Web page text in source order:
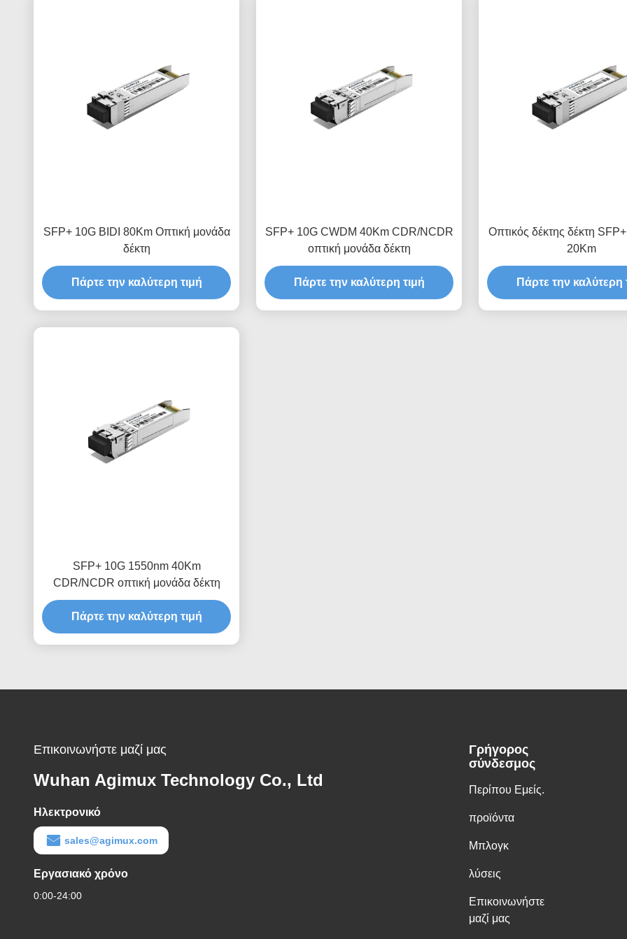
SFP+ 10G BIDI 80Km Οπτική μονάδα
δέκτη
Πάρτε την καλύτερη τιμή
SFP+ 10G CWDM 40Km CDR/NCDR
οπτική μονάδα δέκτη
Πάρτε την καλύτερη τιμή
Οπτικός δέκτης δέκτη
20Km
Πάρτε την καλύτερη
SFP+ 10G 1550nm 40Km
CDR/NCDR οπτική μονάδα δέκτη
Πάρτε την καλύτερη τιμή
Επικοινωνήστε μαζί μας
Wuhan Agimux Technology Co., Ltd
Ηλεκτρονικό
sales@agimux.com
Εργασιακό χρόνο
0:00-24:00
Γρήγορος
σύνδεσμος
Περίπου Εμείς.
προϊόντα
Μπλογκ
λύσεις
Επικοινωνήστε
μαζί μας